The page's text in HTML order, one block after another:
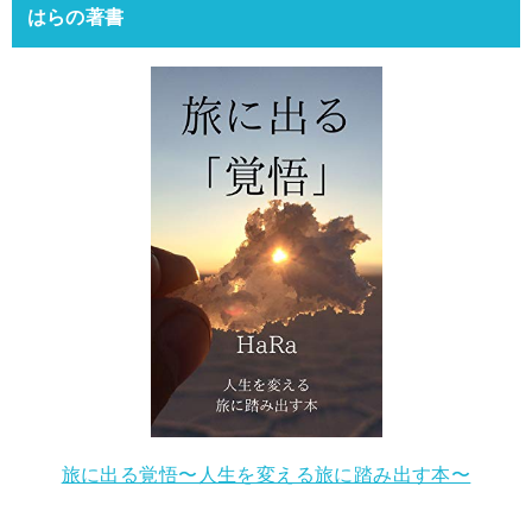
はらの著書
旅に出る覚悟〜人生を変える旅に踏み出す本〜